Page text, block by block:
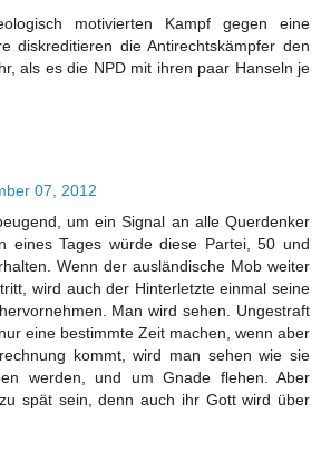
motivierten Kampf gegen eine
diskreditieren die Antirechtskämpfer den
als es die NPD mit ihren paar Hanseln je
07, 2012
um ein Signal an alle Querdenker
eines Tages würde diese Partei, 50 und
Wenn der ausländische Mob weiter
wird auch der Hinterletzte einmal seine
Man wird sehen. Ungestraft
eine bestimmte Zeit machen, wenn aber
kommt, wird man sehen wie sie
werden, und um Gnade flehen. Aber
spät sein, denn auch ihr Gott wird über